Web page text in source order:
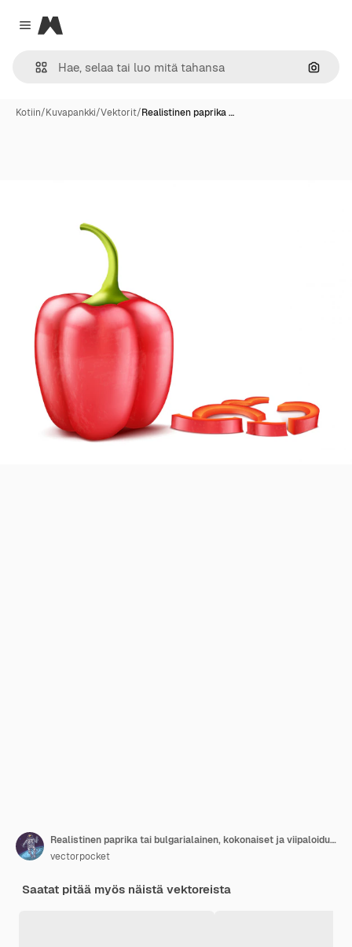
Close menu
Magnific
Hae
Kotiin/Kuvapankki/Vektorit/Realistinen paprika …
Realistinen paprika tai bulgarialainen, kokonaiset ja viipaloidut palat eristettynä taustalla.
vectorpocket
Saatat pitää myös näistä vektoreista